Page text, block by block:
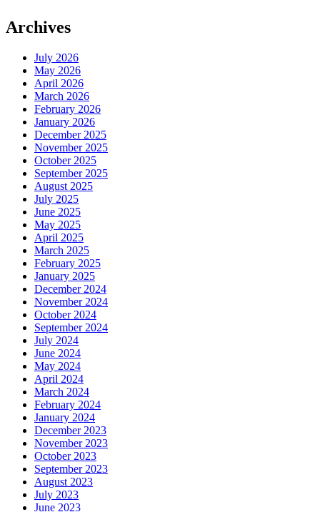
Archives
July 2026
May 2026
April 2026
March 2026
February 2026
January 2026
December 2025
November 2025
October 2025
September 2025
August 2025
July 2025
June 2025
May 2025
April 2025
March 2025
February 2025
January 2025
December 2024
November 2024
October 2024
September 2024
July 2024
June 2024
May 2024
April 2024
March 2024
February 2024
January 2024
December 2023
November 2023
October 2023
September 2023
August 2023
July 2023
June 2023